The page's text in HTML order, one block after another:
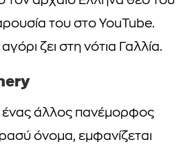
του στο YouTube.
ζει στη νότια Γαλλία.
άλλος πανέμορφος
όνομα, εμφανίζεται